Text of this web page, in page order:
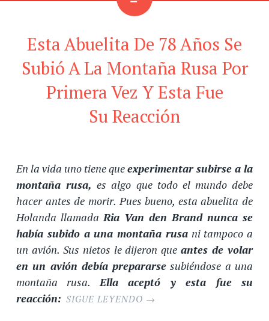
Esta Abuelita De 78 Años Se
Subió A La Montaña Rusa Por
Primera Vez Y Esta Fue
Su Reacción
En la vida uno tiene queexperimentar subirse a la
montaña rusa, es algo que todo el mundo debe
hacer antes de morir. Pues bueno, esta abuelita de
Holanda llamadaRia Van den Brand nunca se
había subido a una montaña rusani tampoco a
un avión. Sus nietos le dijeron queantes de volar
en un avión debía prepararse subiéndose a una
montaña rusa.Ella aceptó y esta fue su
reacción: SIGUE LEYENDO →